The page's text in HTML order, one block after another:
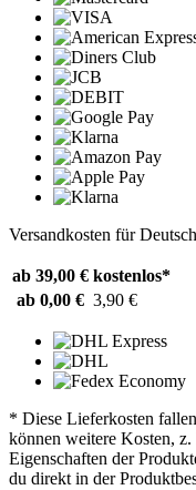
Versandkosten für
ab 39,00 € kostenlos*
ab 0,00 € 3,90 €
* Diese Lieferkosten
können weitere Kosten,
Eigenschaften der
du direkt in der